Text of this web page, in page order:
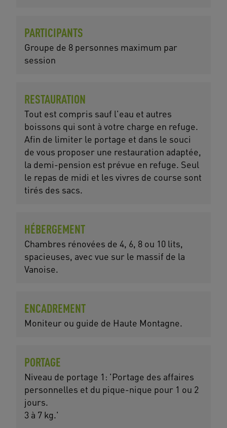
PARTICIPANTS
Groupe de 8 personnes maximum par
session
RESTAURATION
Tout est compris sauf l'eau et autres
boissons qui sont à votre charge en refuge.
Afin de limiter le portage et dans le souci
de vous proposer une restauration adaptée,
la demi-pension est prévue en refuge. Seul
le repas de midi et les vivres de course sont
tirés des sacs.
HÉBERGEMENT
Chambres rénovées de 4, 6, 8 ou 10 lits,
spacieuses, avec vue sur le massif de la
Vanoise.
ENCADREMENT
Moniteur ou guide de Haute Montagne.
PORTAGE
Niveau de portage 1: 'Portage des affaires
personnelles et du pique-nique pour 1 ou 2
jours.
3 à 7 kg.'